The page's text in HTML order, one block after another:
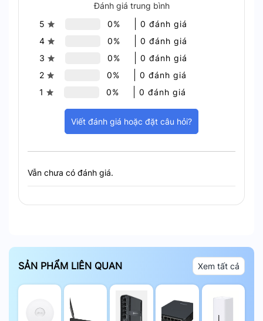
nhiều thiết bị cùng lúc
kết nối tổng thể.
Đánh giá trung bình
5
0%
0 đánh giá
4
0%
0 đánh giá
3
0%
0 đánh giá
2
0%
0 đánh giá
1
0% 0 đánh giá
Viết đánh giá hoặc đặt câu hỏi?
Vẫn chưa có đánh giá.
SẢN PHẨM LIÊN QUAN Xem tất cả